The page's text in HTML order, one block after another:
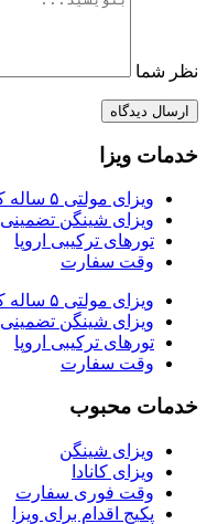
نظر شما
ارسال دیدگاه
خدمات ویزا
ویزای مولتی ۵ ساله کانادا
ویزای شینگن تضمینی
تورهای ترکیبی اروپا
وقت سفارت
ویزای مولتی ۵ ساله کانادا
ویزای شینگن تضمینی
تورهای ترکیبی اروپا
وقت سفارت
خدمات محبوب
ویزای شینگن
ویزای کانادا
وقت فوری سفارت
پکیج اقدام برای ویزا